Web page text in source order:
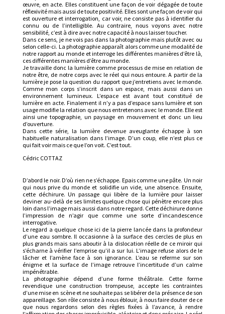
œuvre, en acte. Elles constituent une façon de voir dégagée de toute
réflexivité mais aussi de toute positivité. Elles sont une façon de voir qui
est ouverture et interrogation, car voir, ne consiste pas à identifier du
connu ou de l’intelligible. Au contraire, nous voyons avec notre
sensibilité, c’est à dire avec notre capacité à nous laisser toucher.
Dans ce sens, je ne vois pas dans la photographie mais plutôt avec ou
selon celle-ci. La photographie apparaît alors comme une modalité de
notre rapport au monde et interroge les différentes manières d’être là,
ces différentes manières d’être au monde.
Je travaille donc la lumière comme processus de mise en relation de
notre être, de notre corps avec le réel qui nous entoure. A partir de la
lumière je pose la question du rapport que j’entretiens avec le monde.
Comme mon corps s’inscrit dans un espace, mais aussi dans un
environnement lumineux. L’espace est avant tout constitué de
lumière en acte. Finalement il n’y a pas d’espace sans lumière et son
usage modifie la relation que nous entretenons avec le monde. Elle est
ainsi une topographie, un paysage en mouvement et donc un lieu
d’ouverture.
Dans cette série, la lumière devenue aveuglante échappe à son
habituelle naturalisation dans l’image. D’un coup, elle n’est plus ce
qui fait voir mais ce que l’on voit. C’est tout.
Cédric COTTAZ
D’abord le noir. D’où rien ne s’échappe. Epais comme une pâte. Un noir
qui nous prive du monde et solidifie un vide, une absence. Ensuite,
cette déchirure. Un passage qui libère de la lumière pour laisser
deviner au-delà de ses limites quelque chose qui pénètre encore plus
loin dans l’image mais aussi dans notre regard. Cette déchirure donne
l’impression de n’agir que comme une sorte d’incandescence
interrogative.
Le regard a quelque chose ici de la pierre lancée dans la profondeur
d’une eau sombre. Il occasionne à la surface des cercles de plus en
plus grands mais sans aboutir à la dislocation réelle de ce miroir qui
s’écharne à vérifier l’emprise qu’il a sur lui. L’image refuse alors de le
lâcher et l’amène face à son ignorance. L’eau se referme sur son
énigme et la surface de l’image retrouve l’incertitude d’un calme
impénétrable.
La photographie dépend d’une forme théâtrale. Cette forme
revendique une construction trompeuse, accepte les contraintes
d’une mise en scène et ne souhaite pas se libérer de la présence de son
appareillage. Son rôle consiste à nous éblouir, à nous faire douter de ce
que nous regardons selon des règles fixées à l’avance, à rendre